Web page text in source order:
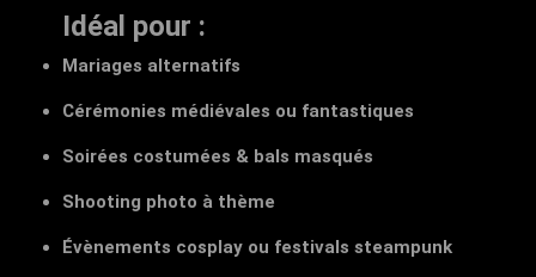
Idéal pour :
Mariages alternatifs
Cérémonies médiévales ou fantastiques
Soirées costumées & bals masqués
Shooting photo à thème
Évènements cosplay ou festivals steampunk